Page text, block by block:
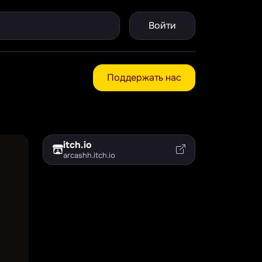
Войти
Поддержать нас
itch.io
arcashh.itch.io